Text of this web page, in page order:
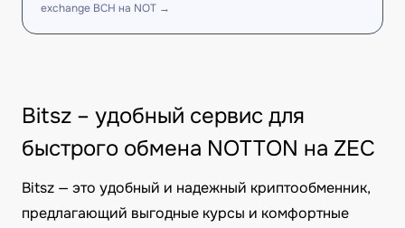
exchange BCH на NOT →
Bitsz – удобный сервис для
быстрого обмена NOTTON на ZEC
Bitsz — это удобный и надежный криптообменник,
предлагающий выгодные курсы и комфортные